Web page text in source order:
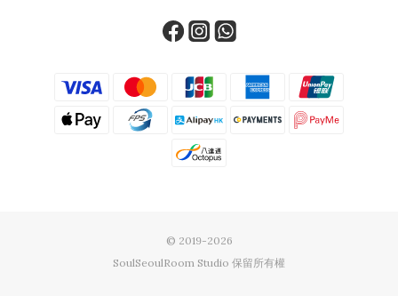
© 2019-2026
SoulSeoulRoom Studio 保留所有權